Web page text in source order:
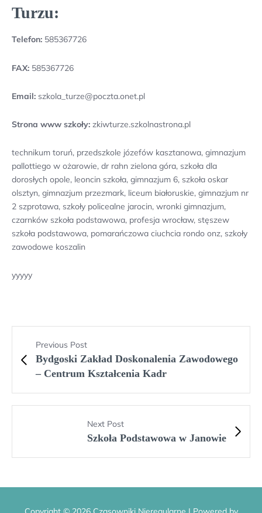
Turzu:
Telefon: 585367726
FAX: 585367726
Email: szkola_turze@poczta.onet.pl
Strona www szkoły: zkiwturze.szkolnastrona.pl
technikum toruń, przedszkole józefów kasztanowa, gimnazjum
pallottiego w ożarowie, dr rahn zielona góra, szkoła dla
dorosłych opole, leoncin szkoła, gimnazjum 6, szkoła oskar
olsztyn, gimnazjum przezmark, liceum białoruskie, gimnazjum nr
2 szprotawa, szkoły policealne jarocin, wronki gimnazjum,
czarnków szkoła podstawowa, profesja wrocław, stęszew
szkoła podstawowa, pomarańczowa ciuchcia rondo onz, szkoły
zawodowe koszalin
yyyyy
Previous Post
Bydgoski Zakład Doskonalenia Zawodowego
– Centrum Kształcenia Kadr
Next Post
Szkoła Podstawowa w Janowie